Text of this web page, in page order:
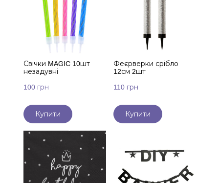
Свічки MAGIC 10шт
незадувні
100 грн
Купити
Феєрверки срібло
12см 2шт
110 грн
Купити